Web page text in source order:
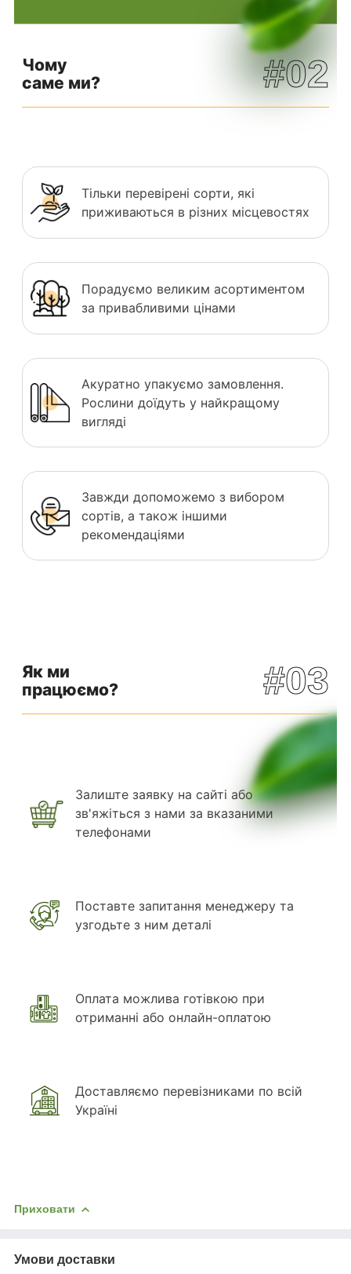
Чому
саме ми?
#02
Тільки перевірені сорти, які
приживаються в різних місцевостях
Порадуємо великим асортиментом
за привабливими цінами
Акуратно упакуємо замовлення.
Рослини доїдуть у найкращому
вигляді
Завжди допоможемо з вибором
сортів, а також іншими
рекомендаціями
Як ми
працюємо?
#03
Залиште заявку на сайті або
зв'яжіться з нами за вказаними
телефонами
Поставте запитання менеджеру та
узгодьте з ним деталі
Оплата можлива готівкою при
отриманні або онлайн-оплатою
Доставляємо перевізниками по всій
Україні
Приховати
Умови доставки